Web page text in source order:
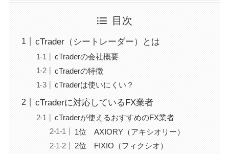
目次
cTrader（シートレーダー）とは
cTraderの会社概要
cTraderの特徴
cTraderは使いにくい？
cTraderに対応しているFX業者
cTraderが使えるおすすめのFX業者
1位 AXIORY（アキシオリー）
2位 FIXIO（フィクシオ）